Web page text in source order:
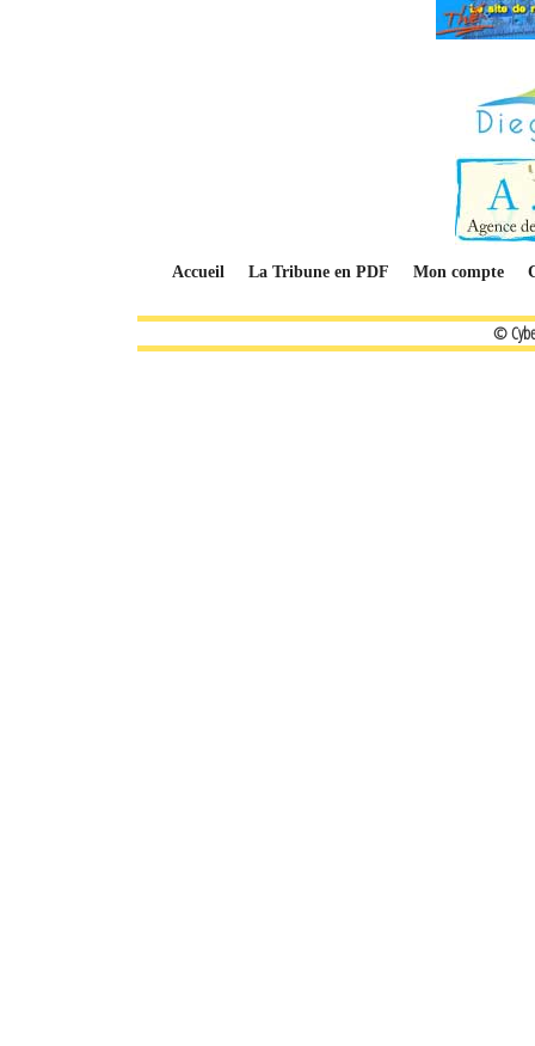
Accueil La Tribune en PDF Mon compte
©